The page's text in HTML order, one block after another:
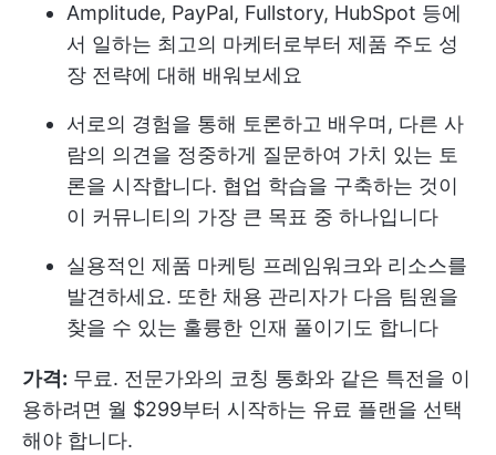
Amplitude, PayPal, Fullstory, HubSpot 등에
서 일하는 최고의 마케터로부터 제품 주도 성
장 전략에 대해 배워보세요
서로의 경험을 통해 토론하고 배우며, 다른 사
람의 의견을 정중하게 질문하여 가치 있는 토
론을 시작합니다. 협업 학습을 구축하는 것이
이 커뮤니티의 가장 큰 목표 중 하나입니다
실용적인 제품 마케팅 프레임워크와 리소스를
발견하세요. 또한 채용 관리자가 다음 팀원을
찾을 수 있는 훌륭한 인재 풀이기도 합니다
가격: 무료. 전문가와의 코칭 통화와 같은 특전을 이
용하려면 월 $299부터 시작하는 유료 플랜을 선택
해야 합니다.